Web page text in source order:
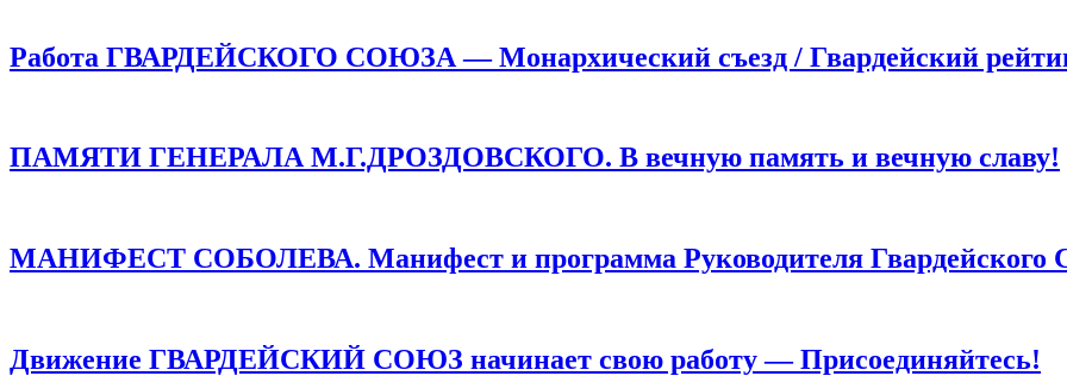
Работа ГВАРДЕЙСКОГО СОЮЗА — Монархический съезд / Гвардейский
ПАМЯТИ ГЕНЕРАЛА М.Г.ДРОЗДОВСКОГО. В вечную память и вечную славу!
МАНИФЕСТ СОБОЛЕВА. Манифест и программа Руководителя Гвардейского
Движение ГВАРДЕЙСКИЙ СОЮЗ начинает свою работу — Присоединяйтесь!